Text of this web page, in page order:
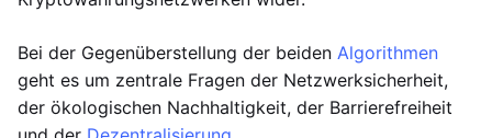
Bei der Gegenüberstellung der beiden Algorithmen
geht es um zentrale Fragen der Netzwerksicherheit,
der ökologischen Nachhaltigkeit, der Barrierefreiheit